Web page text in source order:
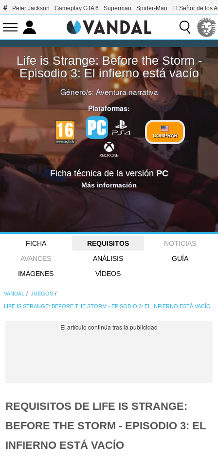
Peter Jackson Gameplay GTA 6 Superman Spider-Man El Señor de los
Life is Strange: Before the Storm -
Episodio 3: El infierno está vacío
Género/s:Aventura narrativa
Plataformas:
COMPRAR
Ficha técnica de la versión PC
Más información
FICHA REQUISITOS
NOTICIAS
AVANCES
ANÁLISIS
GUÍA
IMÁGENES
VÍDEOS
VANDAL JUEGOS
LIFE IS STRANGE: BEFORE THE STORM - EPISODIO 3: EL INFIERNO ESTÁ VACÍO
REQUISITOS DE LIFE IS STRANGE:
BEFORE THE STORM - EPISODIO 3: EL
INFIERNO ESTÁ VACÍO